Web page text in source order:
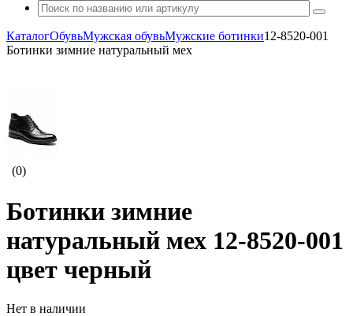
КаталогОбувьМужская обувьМужские ботинки12-8520-001
Ботинки зимние натуральный мех
(0)
Ботинки зимние
натуральный мех 12-8520-001
цвет черный
Нет в наличии